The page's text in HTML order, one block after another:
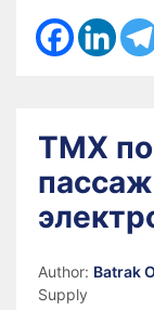
ТМХ
Author: Batrak
Supply